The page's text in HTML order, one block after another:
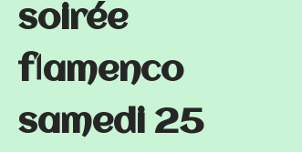
soirée
flamenco
samedi 25